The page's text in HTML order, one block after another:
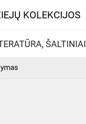
KOLEKCIJOS
ŠALTINIAI